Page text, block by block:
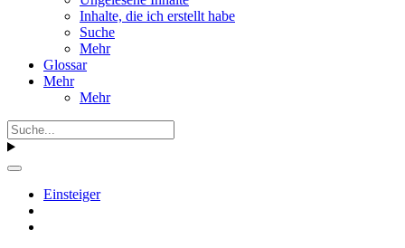
Inhalte, die ich erstellt habe
Suche
Mehr
Glossar
Mehr
Mehr
Einsteiger